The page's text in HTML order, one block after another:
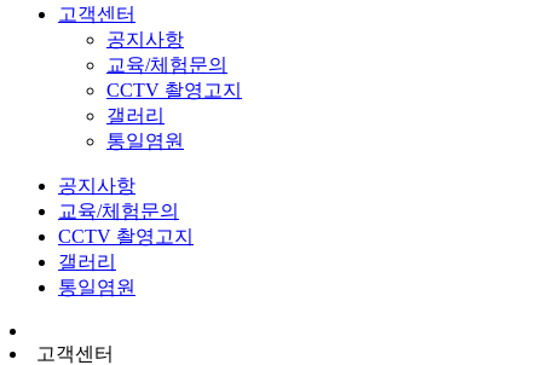
고객센터
공지사항
교육/체험문의
CCTV 촬영고지
갤러리
통일염원
공지사항
교육/체험문의
CCTV 촬영고지
갤러리
통일염원
고객센터